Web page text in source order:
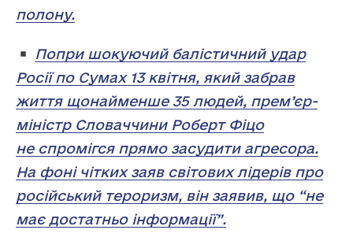
полону.
Попри шокуючий балістичний удар
Росії по Сумах 13 квітня, який забрав
життя щонайменше 35 людей, прем’єр-
міністр Словаччини Роберт Фіцо
не спромігся прямо засудити агресора.
На фоні чітких заяв світових лідерів про
російський тероризм, він заявив, що “не
має достатньо інформації”.